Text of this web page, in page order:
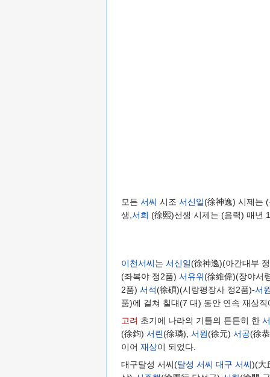
모든 서씨 시조 서신일(徐神逸) 시제는
생,서희 (徐熙)선생 시제는 (음력) 매년
이천서씨는 서신일(徐神逸)(아간대부
(좌복야 정2품) 서유위(徐維偉)(장야서
2품) 서석(徐碩)(시랑평장사 정2품)-서
품)에 걸쳐 칠대(7 대) 동안 연속 재상
고려 초기에 나라의 기틀의 튼튼히 한
(徐鈞) 서린(徐璘), 서원(徐元) 서공(徐
이어 재상이 되었다.
대구달성 서씨(달성 서씨 대구 서씨)(大